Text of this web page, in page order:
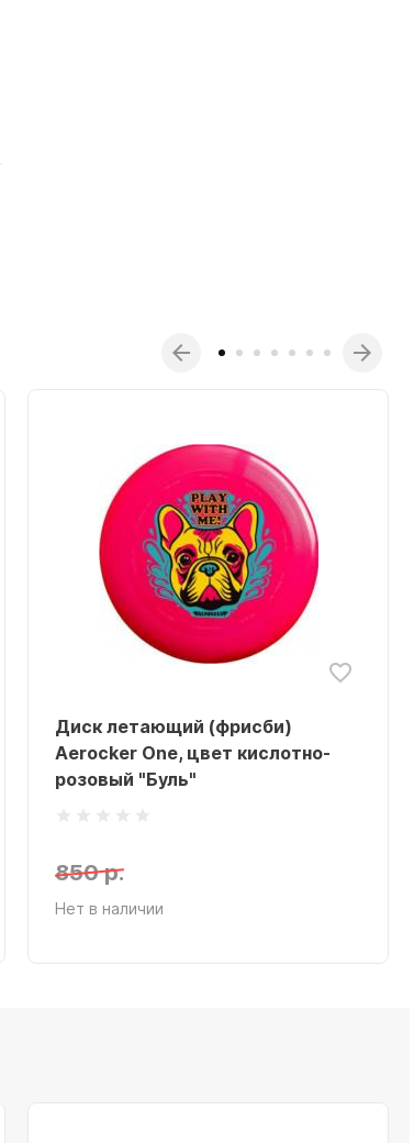
Диск летающий (фрисби)
Aerocker One, цвет кислотно-
розовый "Буль"
850 р.
Нет в наличии